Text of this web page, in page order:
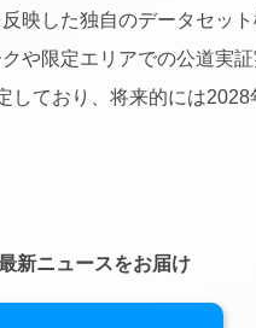
映した独自のデータセッ
や限定エリアでの公道実
ており、将来的には2028
新ニュースをお届け